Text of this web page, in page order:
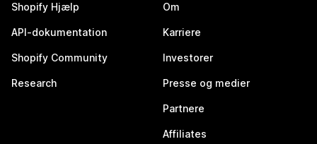
Shopify Hjælp
API-dokumentation
Shopify Community
Research
Om
Karriere
Investorer
Presse og medier
Partnere
Affiliates